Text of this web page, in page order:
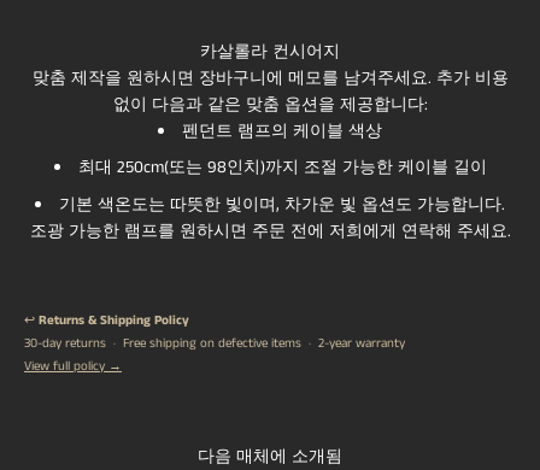
카살롤라 컨시어지
맞춤 제작을 원하시면 장바구니에 메모를 남겨주세요. 추가 비용
없이 다음과 같은 맞춤 옵션을 제공합니다:
펜던트 램프의 케이블 색상
최대 250cm(또는 98인치)까지 조절 가능한 케이블 길이
기본 색온도는 따뜻한 빛이며, 차가운 빛 옵션도 가능합니다.
조광 가능한 램프를 원하시면 주문 전에 저희에게 연락해 주세요.
↩️Returns & Shipping Policy
30-day returns · Free shipping on defective items · 2-year warranty
View full policy →
다음 매체에 소개됨